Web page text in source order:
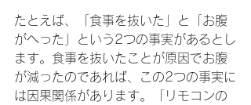
たとえば、「食事を抜いた」と「お腹
がへった」という2つの事実があるとし
ます。食事を抜いたことが原因でお腹
が減ったのであれば、この2つの事実に
は因果関係があります。「リモコンの